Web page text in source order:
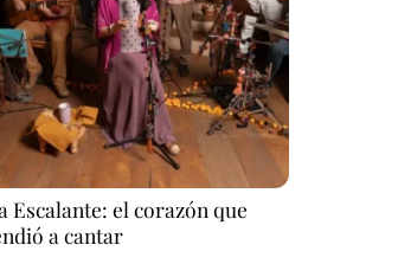
Escalante: el corazón que
a cantar